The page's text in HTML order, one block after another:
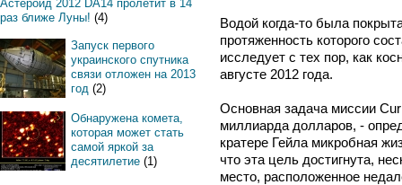
Астероид 2012 DA14 пролетит в 14
раз ближе Луны! (4)
Запуск первого
украинского спутника
связи отложен на 2013
год (2)
Обнаружена комета,
которая может стать
самой яркой за
десятилетие (1)
Водой когда-то была
протяженность которого
исследует с тех пор, как
августе 2012 года.
Основная задача миссии
миллиарда долларов, -
кратере Гейла микробная
что эта цель достигнута,
место, расположенное